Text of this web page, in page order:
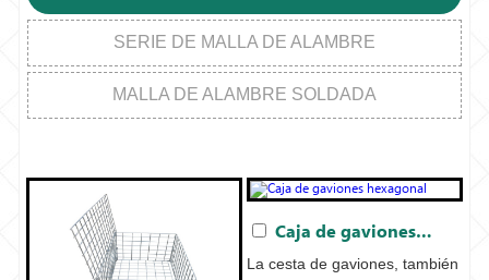
SERIE DE MALLA DE ALAMBRE
MALLA DE ALAMBRE SOLDADA
Caja de gaviones hexagonal
La cesta de gaviones, también